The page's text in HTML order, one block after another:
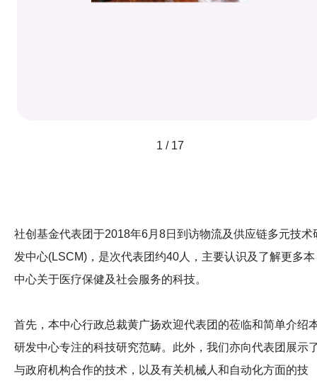
1 / 17
社创基金代表团于2018年6月8日到访物流及供应链多元技术
发中心(LSCM)，是次代表团约40人，主要认识及了解更多本
中心关于医疗保健及社会服务的科技。
首先，本中心行政总裁黄广扬欢迎代表团的莅临和简单介绍
研发中心专注的科技研究范畴。此外，我们亦向代表团展示
与政府机构合作的技术，以及有关机械人和自动化方面的技